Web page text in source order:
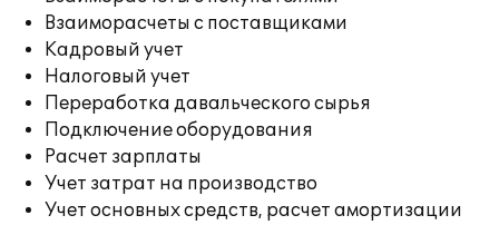
Взаиморасчеты с поставщиками
Кадровый учет
Налоговый учет
Переработка давальческого сырья
Подключение оборудования
Расчет зарплаты
Учет затрат на производство
Учет основных средств, расчет амортизации